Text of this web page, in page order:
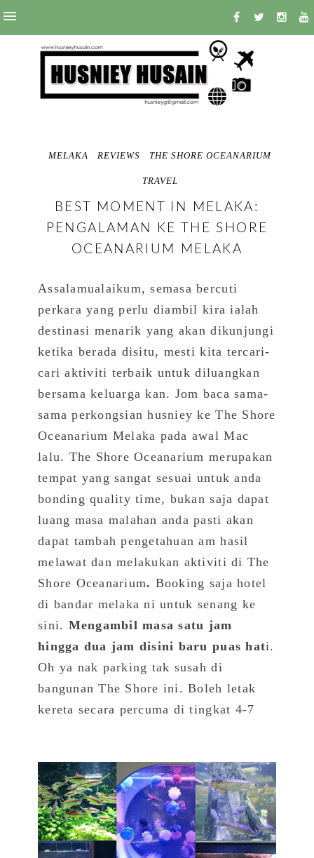
MELAKA REVIEWS THE SHORE OCEANARIUM
TRAVEL
BEST MOMENT IN MELAKA:
PENGALAMAN KE THE SHORE
OCEANARIUM MELAKA
Assalamualaikum, semasa bercuti
perkara yang perlu diambil kira ialah
destinasi menarik yang akan dikunjungi
ketika berada disitu, mesti kita tercari-
cari aktiviti terbaik untuk diluangkan
bersama keluarga kan. Jom baca sama-
sama perkongsian husniey ke The Shore
Oceanarium Melaka pada awal Mac
lalu. The Shore Oceanarium merupakan
tempat yang sangat sesuai untuk anda
bonding quality time, bukan saja dapat
luang masa malahan anda pasti akan
dapat tambah pengetahuan am hasil
melawat dan melakukan aktiviti di The
Shore Oceanarium. Booking sajahotel
di bandar melaka ni untuk senang ke
sini. Mengambil masa satu jam
hingga dua jam disini baru puas hati.
Oh ya nak parking tak susah di
bangunan The Shore ini. Boleh letak
kereta secara percuma di tingkat 4-7